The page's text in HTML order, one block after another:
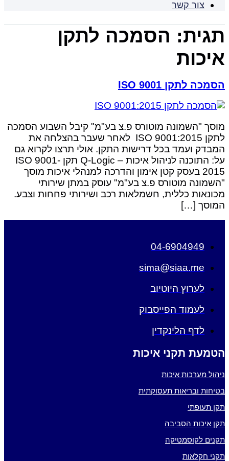
צור קשר
תגית: הסמכה לתקן
איכות
הסמכה לתקן ISO 9001
מוסך "השמונה מוטורס פ.צ בע"מ" קיבל השבוע הסמכה
לתקן ISO 9001:2015 לאחר שעבר בהצלחה את
המבדק ועמד בכל דרישות התקן.​ אולי תרצו לקרוא גם
על: התוכנה לניהול איכות – Q-Logic תקן ISO 9001-
2015 בעסק קטן אימון והדרכה למנהלי איכות מוסך
"השמונה מוטורס פ.צ בע"מ" עוסק במתן שירותי
מכונאות כללית, חשמלאות רכב ושירותי פחחות וצבע.
המוסך […]
04-6904949
sima@siaa.me
לערוץ היוטיוב
לעמוד הפייסבוק
לדף הלינקדין
הטמעת תקני איכות
ניהול מערכות איכות
בטיחות ובריאות תעסוקתית
תקן תעופתי
תקן איכות הסביבה
תקנים לקוסמטיקה
תקני חקלאות